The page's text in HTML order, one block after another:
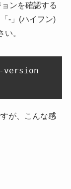
ンを確認する
-」(ハイフン)
。
version
が、こんな感